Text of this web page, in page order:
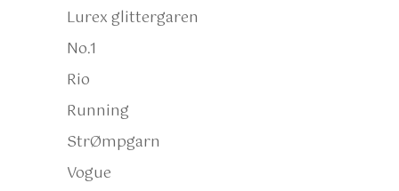
Lurex glittergaren
No.1
Rio
Running
StrØmpgarn
Vogue